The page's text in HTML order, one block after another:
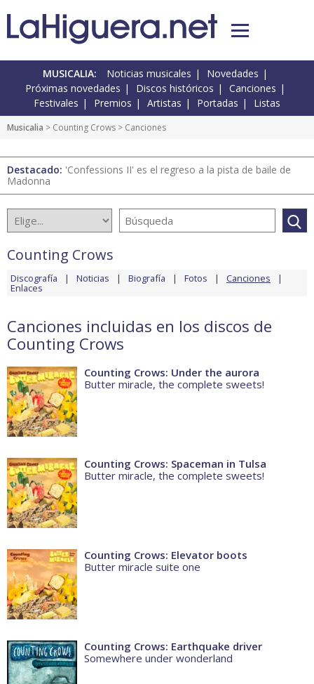
MUSICALIA: Noticias musicales
Novedades
Próximas novedades
Discos históricos
Canciones
Festivales
Premios Artistas Portadas Listas
Musicalia > Counting Crows > Canciones
Destacado: 'Confessions II' es el regreso a la pista de baile de
Madonna
Counting Crows
Discografía Noticias Biografía Fotos Canciones
Enlaces
Canciones incluidas en los discos de
Counting Crows
Counting Crows: Under the aurora
Butter miracle, the complete sweets!
Counting Crows: Spaceman in Tulsa
Butter miracle, the complete sweets!
Counting Crows: Elevator boots
Butter miracle suite one
Counting Crows: Earthquake driver
Somewhere under wonderland